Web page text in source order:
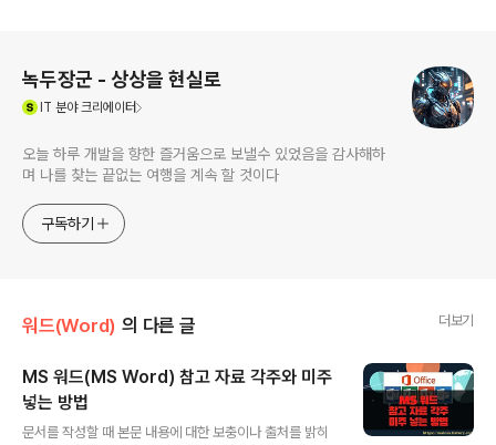
녹두장군 - 상상을 현실로
IT 분야 크리에이터
오늘 하루 개발을 향한 즐거움으로 보낼수 있었음을 감사해하
며 나를 찾는 끝없는 여행을 계속 할 것이다
구독하기
워드(Word) 의 다른 글 더보기
MS 워드(MS Word) 참고 자료 각주와 미주
넣는 방법
문서를 작성할 때 본문 내용에 대한 보충이나 출처를 밝히